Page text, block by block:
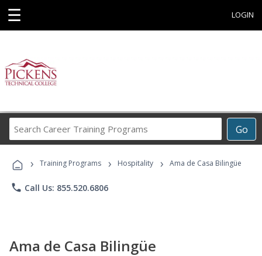
☰ LOGIN
Go
Career
Programs
› Training Programs › Hospitality › Ama de Casa Bilingüe
phone Call Us: 855.520.6806
Ama de Casa Bilingüe